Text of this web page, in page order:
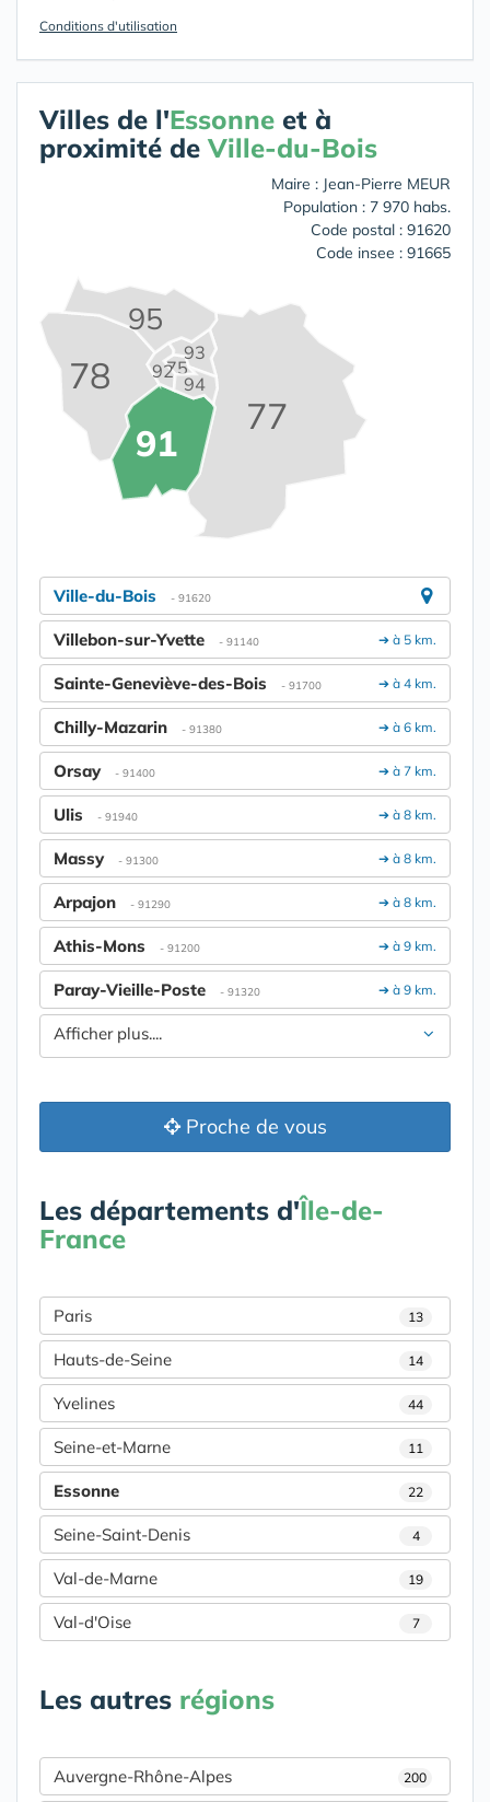
Conditions d'utilisation
Villes de l'Essonne et à
proximité de Ville-du-Bois
Maire : Jean-Pierre MEUR
Population : 7 970 habs.
Code postal : 91620
Code insee : 91665
75
77
78
91
92
93
94
95
Ville-du-Bois - 91620
➔ à 5 km.
Villebon-sur-Yvette - 91140
➔ à 4 km.
Sainte-Geneviève-des-Bois - 91700
➔ à 6 km.
Chilly-Mazarin - 91380
➔ à 7 km.
Orsay - 91400
➔ à 8 km.
Ulis - 91940
➔ à 8 km.
Massy - 91300
➔ à 8 km.
Arpajon - 91290
➔ à 9 km.
Athis-Mons - 91200
➔ à 9 km.
Paray-Vieille-Poste - 91320
Afficher plus....
Proche de vous
Les départements d'Île-de-
France
Paris 13
Hauts-de-Seine 14
Yvelines 44
Seine-et-Marne 11
Essonne 22
Seine-Saint-Denis 4
Val-de-Marne 19
Val-d'Oise 7
Les autres régions
Auvergne-Rhône-Alpes 200